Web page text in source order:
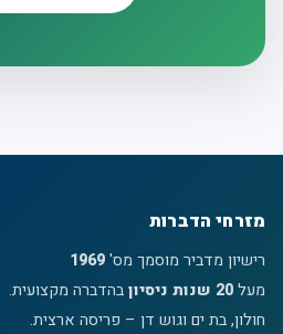
מזרחי הדברות
רישיון מדביר מוסמך מס'1969
מעל20 שנות ניסיון
בהדברה מקצועית.
חולון, בת ים וגוש דן – פריסה ארצית.